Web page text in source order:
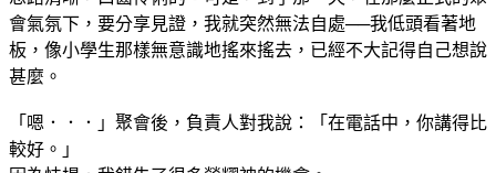
會氣氛下，要分享見證，我就突然無法自處──我低頭看著地
板，像小學生那樣無意識地搖來搖去，已經不大記得自己想說
甚麼。
「嗯．．．」聚會後，負責人對我說：「在電話中，你講得比
較好。」